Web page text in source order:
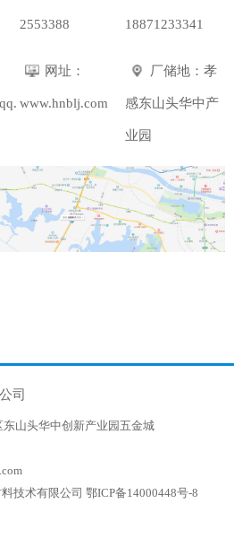
2553388
网址：
www.hnblj.com
18871233341
厂储地：孝
感东山头华中产
业园
司
山头华中创新产业园五金城
技术有限公司 鄂ICP备14000448号-8